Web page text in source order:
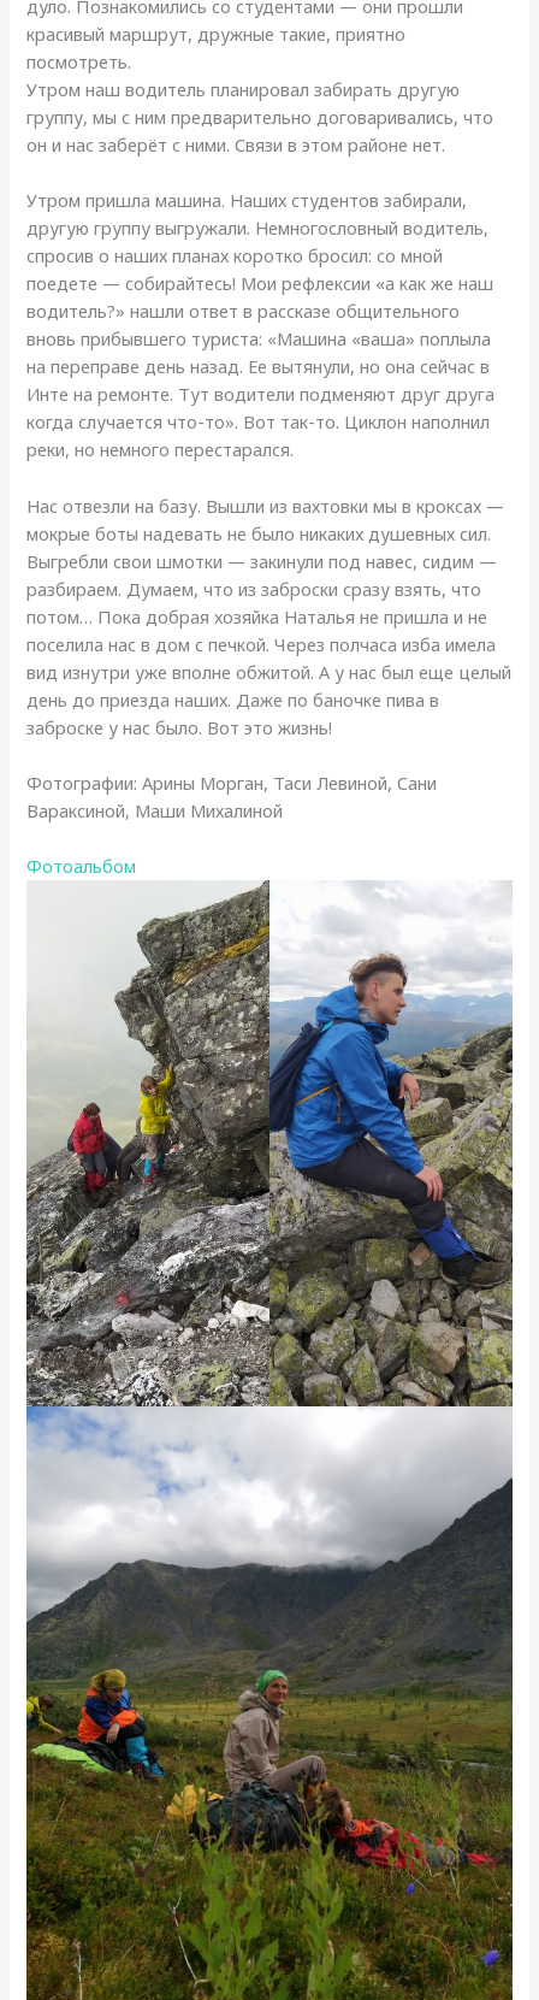
дуло. Познакомились со студентами — они прошли
красивый маршрут, дружные такие, приятно
посмотреть.
Утром наш водитель планировал забирать другую
группу, мы с ним предварительно договаривались, что
он и нас заберёт с ними. Связи в этом районе нет.
Утром пришла машина. Наших студентов забирали,
другую группу выгружали. Немногословный водитель,
спросив о наших планах коротко бросил: со мной
поедете — собирайтесь! Мои рефлексии «а как же наш
водитель?» нашли ответ в рассказе общительного
вновь прибывшего туриста: «Машина «ваша» поплыла
на переправе день назад. Ее вытянули, но она сейчас в
Инте на ремонте. Тут водители подменяют друг друга
когда случается что-то». Вот так-то. Циклон наполнил
реки, но немного перестарался.
Нас отвезли на базу. Вышли из вахтовки мы в кроксах —
мокрые боты надевать не было никаких душевных сил.
Выгребли свои шмотки — закинули под навес, сидим —
разбираем. Думаем, что из заброски сразу взять, что
потом… Пока добрая хозяйка Наталья не пришла и не
поселила нас в дом с печкой. Через полчаса изба имела
вид изнутри уже вполне обжитой. А у нас был еще целый
день до приезда наших. Даже по баночке пива в
заброске у нас было. Вот это жизнь!
Фотографии: Арины Морган, Таси Левиной, Сани
Вараксиной, Маши Михалиной
Фотоальбом